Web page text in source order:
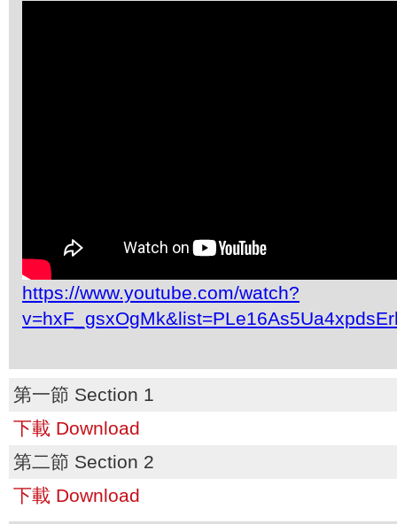
https://www.youtube.com/watch?
第一節 Section 1
下載 Download
第二節 Section 2
下載 Download